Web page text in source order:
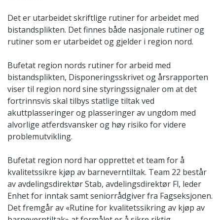
Det er utarbeidet skriftlige rutiner for arbeidet med
bistandsplikten. Det finnes både nasjonale rutiner og
rutiner som er utarbeidet og gjelder i region nord.
Bufetat region nords rutiner for arbeid med
bistandsplikten, Disponeringsskrivet og årsrapporten
viser til region nord sine styringssignaler om at det
fortrinnsvis skal tilbys statlige tiltak ved
akuttplasseringer og plasseringer av ungdom med
alvorlige atferdsvansker og høy risiko for videre
problemutvikling.
Bufetat region nord har opprettet et team for å
kvalitetssikre kjøp av barneverntiltak. Team 22 består
av avdelingsdirektør Stab, avdelingsdirektør Fl, leder
Enhet for inntak samt seniorrådgiver fra Fagseksjonen.
Det fremgår av «Rutine for kvalitetssikring av kjøp av